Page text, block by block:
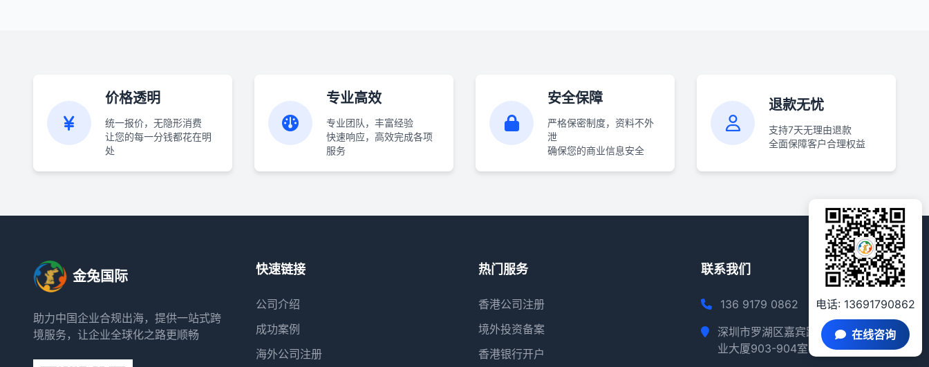
价格透明
统一报价，无隐形消费
让您的每一分钱都花在明
处
专业高效
专业团队，丰富经验
快速响应，高效完成各项
服务
安全保障
严格保密制度，资料不外
泄
确保您的商业信息安全
退款无忧
支持7天无理由退款
全面保障客户合理权益
金兔国际
助力中国企业合规出海，提供一站式跨
境服务，让企业全球化之路更顺畅
快速链接
公司介绍
成功案例
海外公司注册
热门服务
香港公司注册
境外投资备案
香港银行开户
联系我们
136 9179 0862
深圳市罗湖区嘉宾路2018路深华商
业大厦903-904室
电话: 13691790862
在线咨询